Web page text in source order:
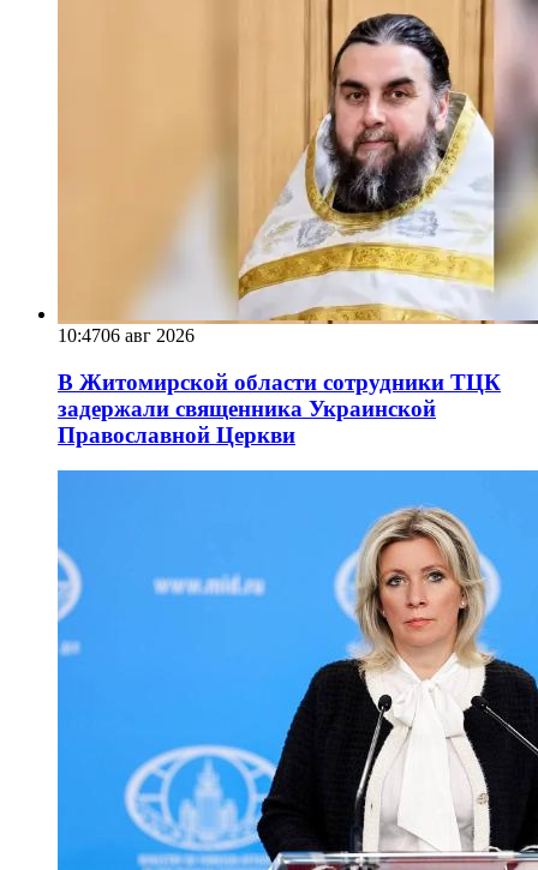
10:4706 авг 2026
В Житомирской области сотрудники ТЦК
задержали священника Украинской
Православной Церкви